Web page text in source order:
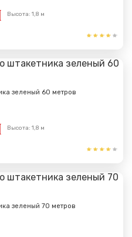
Высота: 1,8 м
зеленый 60 метров
Высота: 1,8 м
зеленый 70 метров